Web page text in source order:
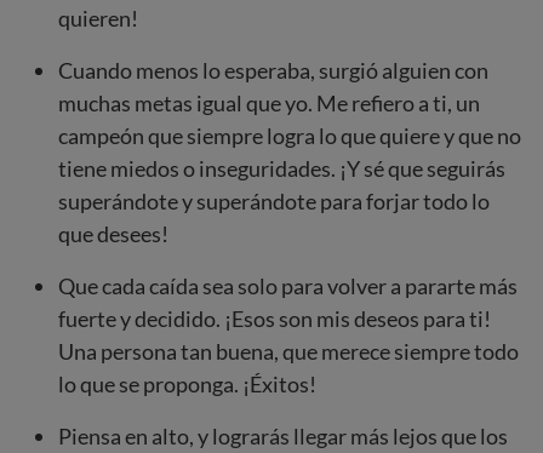
quieren!
Cuando menos lo esperaba, surgió alguien con
muchas metas igual que yo. Me refiero a ti, un
campeón que siempre logra lo que quiere y que no
tiene miedos o inseguridades. ¡Y sé que seguirás
superándote y superándote para forjar todo lo
que desees!
Que cada caída sea solo para volver a pararte más
fuerte y decidido. ¡Esos son mis deseos para ti!
Una persona tan buena, que merece siempre todo
lo que se proponga. ¡Éxitos!
Piensa en alto, y lograrás llegar más lejos que los